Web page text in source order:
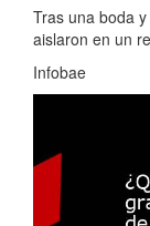
Tras una boda
aislaron en un
Infobae